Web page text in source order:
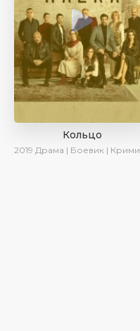
Кольцо
2019 Драма | Боевик | Криминал